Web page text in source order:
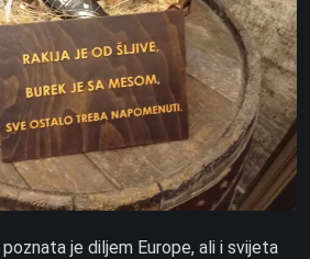
je diljem Europe, ali i svijeta